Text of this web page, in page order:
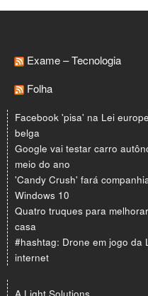
Exame – Tecnologia
Folha
Facebook 'pisa' na Lei
belga
Google vai testar carro
meio do ano
'Candy Crush' fará
Windows 10
Quatro truques para
casa
#hashtag: Drone em jogo da
internet